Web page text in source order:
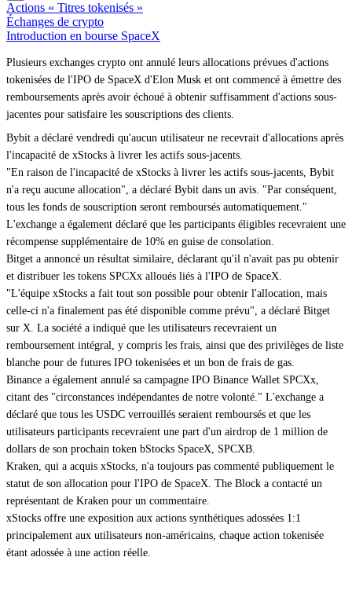
Actions « Titres tokenisés »
Échanges de crypto
Introduction en bourse SpaceX
Plusieurs exchanges crypto ont annulé leurs allocations prévues d'actions
tokenisées de l'IPO de SpaceX d'Elon Musk et ont commencé à émettre des
remboursements après avoir échoué à obtenir suffisamment d'actions sous-
jacentes pour satisfaire les souscriptions des clients.
Bybit a déclaré vendredi qu'aucun utilisateur ne recevrait d'allocations après
l'incapacité de xStocks à livrer les actifs sous-jacents.
"En raison de l'incapacité de xStocks à livrer les actifs sous-jacents, Bybit
n'a reçu aucune allocation", a déclaré Bybit dans un avis. "Par conséquent,
tous les fonds de souscription seront remboursés automatiquement."
L'exchange a également déclaré que les participants éligibles recevraient une
récompense supplémentaire de 10% en guise de consolation.
Bitget a annoncé un résultat similaire, déclarant qu'il n'avait pas pu obtenir
et distribuer les tokens SPCXx alloués liés à l'IPO de SpaceX.
"L'équipe xStocks a fait tout son possible pour obtenir l'allocation, mais
celle-ci n'a finalement pas été disponible comme prévu", a déclaré Bitget
sur X. La société a indiqué que les utilisateurs recevraient un
remboursement intégral, y compris les frais, ainsi que des privilèges de liste
blanche pour de futures IPO tokenisées et un bon de frais de gas.
Binance a également annulé sa campagne IPO Binance Wallet SPCXx,
citant des "circonstances indépendantes de notre volonté." L'exchange a
déclaré que tous les USDC verrouillés seraient remboursés et que les
utilisateurs participants recevraient une part d'un airdrop de 1 million de
dollars de son prochain token bStocks SpaceX, SPCXB.
Kraken, qui a acquis xStocks, n'a toujours pas commenté publiquement le
statut de son allocation pour l'IPO de SpaceX. The Block a contacté un
représentant de Kraken pour un commentaire.
xStocks offre une exposition aux actions synthétiques adossées 1:1
principalement aux utilisateurs non-américains, chaque action tokenisée
étant adossée à une action réelle.